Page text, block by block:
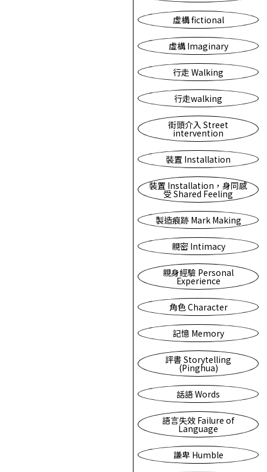
虛構 fictional
虛構 Imaginary
行走 Walking
行走walking
街頭介入 Street
intervention
裝置 Installation
裝置 Installation，身同感
受 Shared Feeling
製造痕跡 Mark Making
親密 Intimacy
親身經驗 Personal
Experience
角色 Character
記憶 Memory
評書 Storytelling
(Pinghua)
話語 Words
語言失效 Failure of
Language
謙卑 Humble